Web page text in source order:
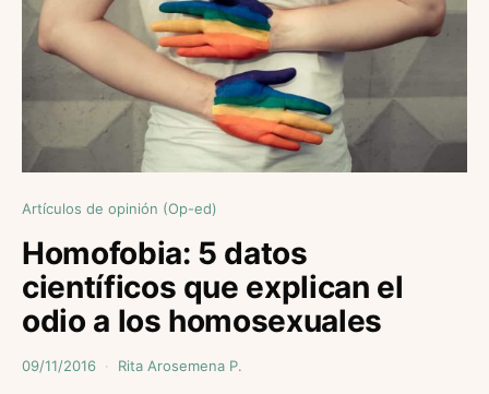
Artículos de opinión (Op-ed)
Homofobia: 5 datos
científicos que explican el
odio a los homosexuales
09/11/2016 Rita Arosemena P.